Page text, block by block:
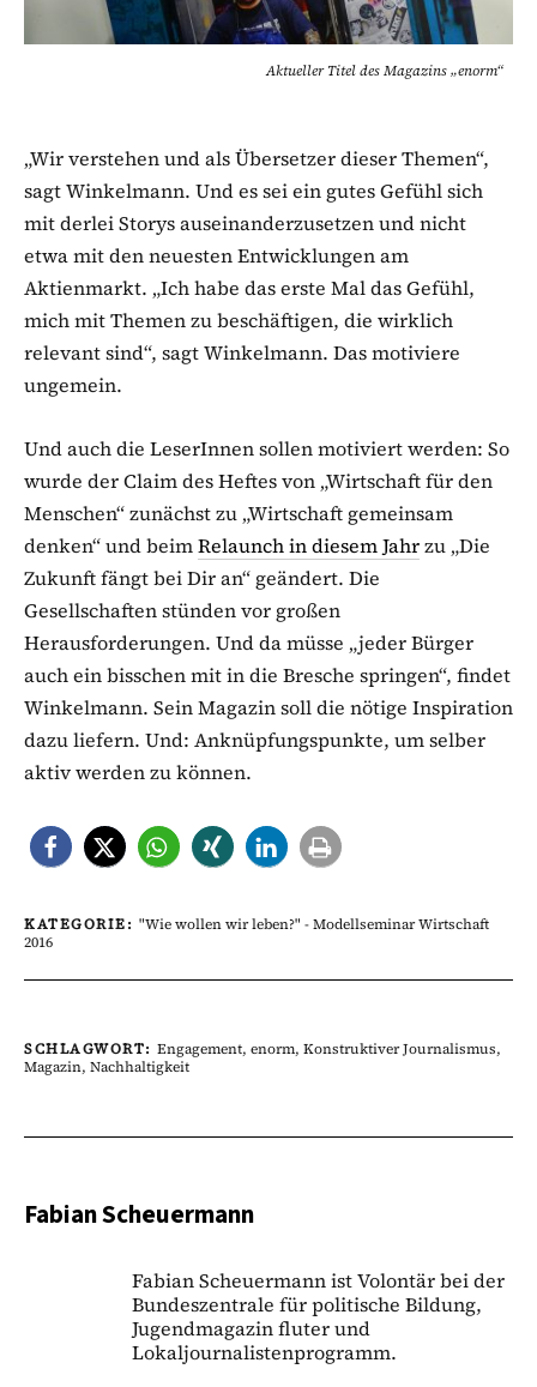
Aktueller Titel des Magazins „enorm“
„Wir verstehen und als Übersetzer dieser Themen“,
sagt Winkelmann. Und es sei ein gutes Gefühl sich
mit derlei Storys auseinanderzusetzen und nicht
etwa mit den neuesten Entwicklungen am
Aktienmarkt. „Ich habe das erste Mal das Gefühl,
mich mit Themen zu beschäftigen, die wirklich
relevant sind“, sagt Winkelmann. Das motiviere
ungemein.
Und auch die LeserInnen sollen motiviert werden: So
wurde der Claim des Heftes von „Wirtschaft für den
Menschen“ zunächst zu „Wirtschaft gemeinsam
denken“ und beimRelaunch in diesem Jahrzu „Die
Zukunft fängt bei Dir an“ geändert. Die
Gesellschaften stünden vor großen
Herausforderungen. Und da müsse „jeder Bürger
auch ein bisschen mit in die Bresche springen“, findet
Winkelmann. Sein Magazin soll die nötige Inspiration
dazu liefern. Und: Anknüpfungspunkte, um selber
aktiv werden zu können.
KATEGORIE: "Wie wollen wir leben?" - Modellseminar Wirtschaft
2016
SCHLAGWORT: Engagement, enorm, Konstruktiver Journalismus,
Magazin, Nachhaltigkeit
Fabian Scheuermann
Fabian Scheuermann ist Volontär bei der
Bundeszentrale für politische Bildung,
Jugendmagazin fluter und
Lokaljournalistenprogramm.